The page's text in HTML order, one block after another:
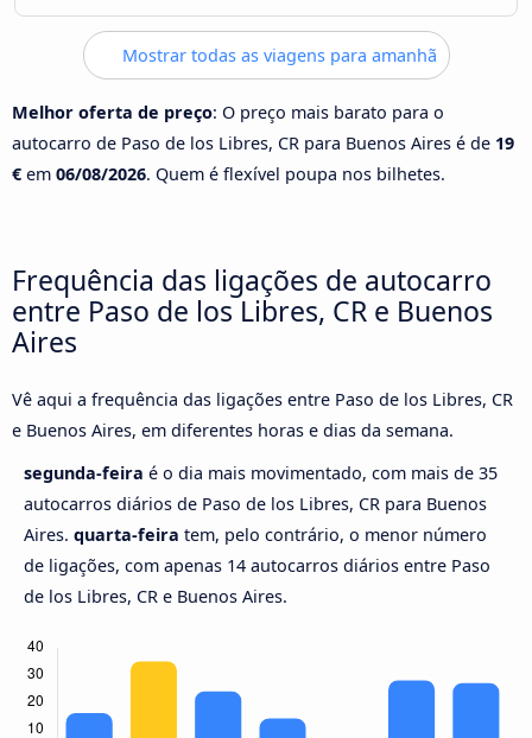
Mostrar todas as viagens para amanhã
Melhor oferta de preço: O preço mais barato para o
autocarro de Paso de los Libres, CR para Buenos Aires é de 19
€ em 06/08/2026. Quem é flexível poupa nos bilhetes.
Frequência das ligações de autocarro
entre Paso de los Libres, CR e Buenos
Aires
Vê aqui a frequência das ligações entre Paso de los Libres, CR
e Buenos Aires, em diferentes horas e dias da semana.
segunda-feira é o dia mais movimentado, com mais de 35
autocarros diários de Paso de los Libres, CR para Buenos
Aires. quarta-feira tem, pelo contrário, o menor número
de ligações, com apenas 14 autocarros diários entre Paso
de los Libres, CR e Buenos Aires.